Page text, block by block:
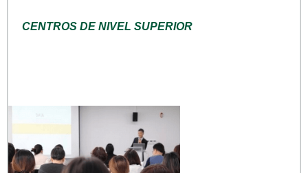
CENTROS DE NIVEL SUPERIOR